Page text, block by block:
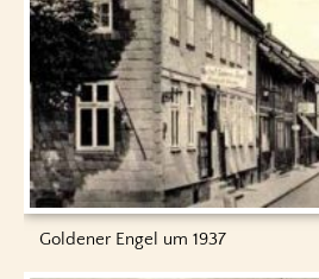
Goldener Engel um 1937